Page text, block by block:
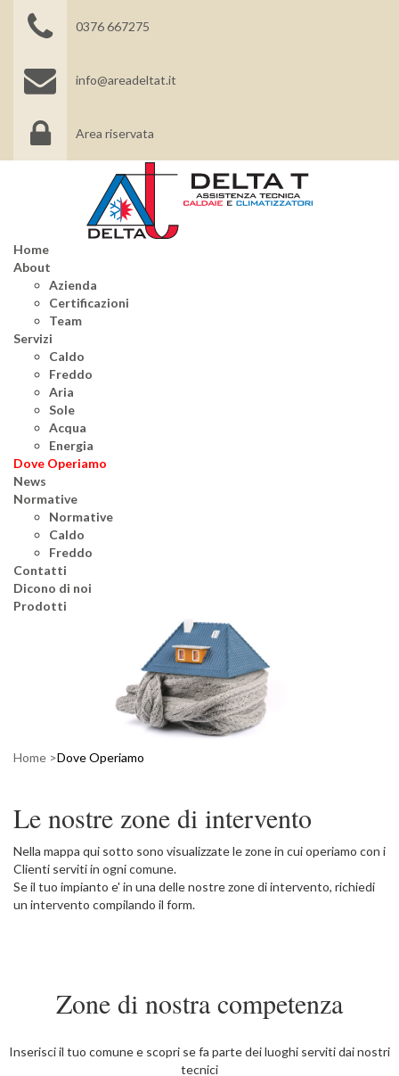
0376 667275
info@areadeltat.it
Area riservata
Home
About
Azienda
Certificazioni
Team
Servizi
Caldo
Freddo
Aria
Sole
Acqua
Energia
Dove Operiamo
News
Normative
Normative
Caldo
Freddo
Contatti
Dicono di noi
Prodotti
Home Dove Operiamo
Le nostre zone di intervento
Nella mappa qui sotto sono visualizzate le zone in cui operiamo con i
Clienti serviti in ogni comune.
Se il tuo impianto e' in una delle nostre zone di intervento, richiedi
un intervento compilando il form.
Zone di nostra competenza
Inserisci il tuo comune e scopri se fa parte dei luoghi serviti dai nostri
tecnici